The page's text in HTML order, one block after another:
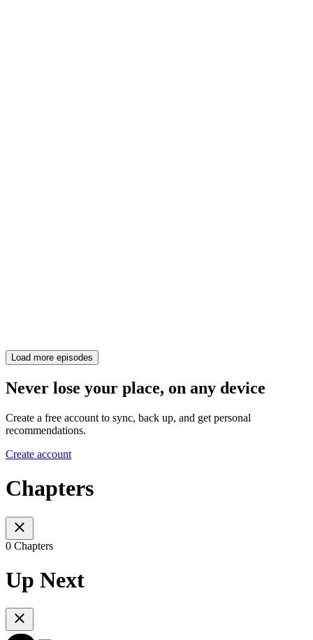
Load more episodes
Never lose your place, on any device
Create a free account to sync, back up, and get personal
recommendations.
Create account
Chapters
0 Chapters
Up Next